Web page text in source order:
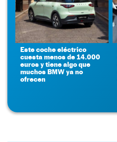
Este coche eléctrico
cuesta menos de 14.000
euros y tiene algo que
muchos BMW ya no
ofrecen